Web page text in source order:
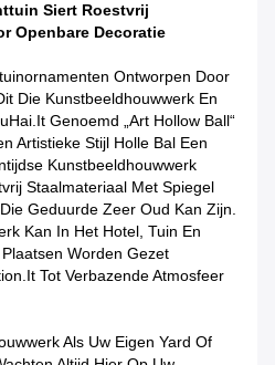
Siert Roestvrij
Openbare Decoratie
Ontworpen Door
Die Kunstbeeldhouwwerk En
Genoemd „Art Hollow Ball“
Artistieke Stijl Holle Bal Een
Kunstbeeldhouwwerk
Staalmateriaal Met Spiegel
Geduurde Zeer Oud Kan Zijn.
Kan In Het Hotel, Tuin En
Worden Gezet
Tot Verbazende Atmosfeer
Als Uw Eigen Yard Of